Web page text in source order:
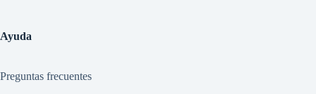
Ayuda
Preguntas frecuentes